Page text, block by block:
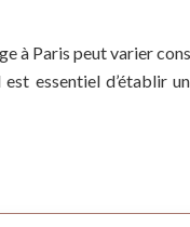
à Paris peut varier
essentiel d’établir